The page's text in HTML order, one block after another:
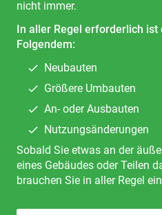
nicht immer.
In aller Regel erforderlich ist
Folgendem:
Neubauten
Größere Umbauten
An- oder Ausbauten
Nutzungsänderungen
Sobald Sie etwas an der
eines Gebäudes oder Teilen
brauchen Sie in aller Regel